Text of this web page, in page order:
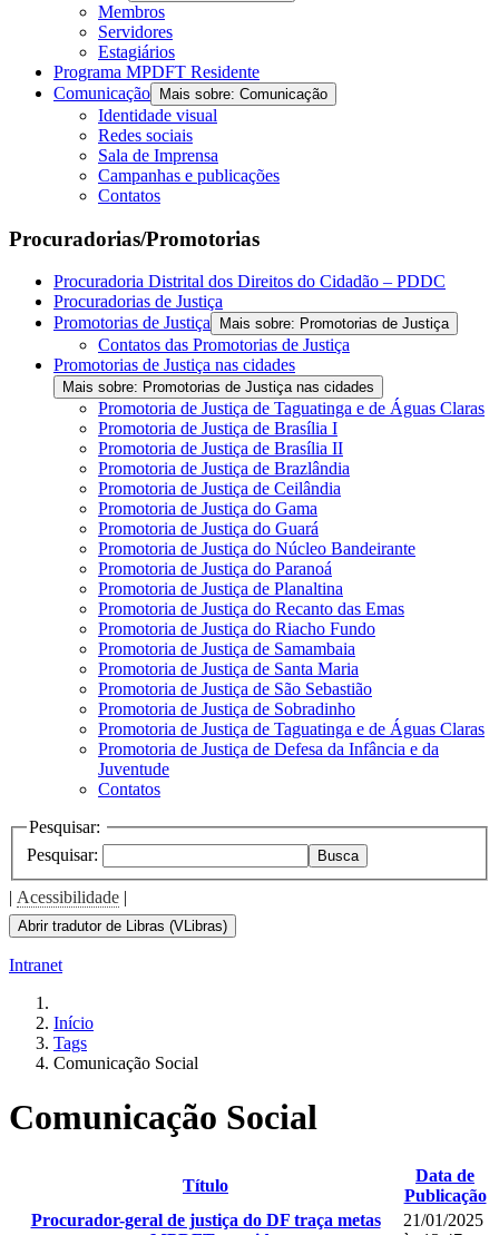
Membros
Servidores
Estagiários
Programa MPDFT Residente
Comunicação
Mais sobre: Comunicação
Identidade visual
Redes sociais
Sala de Imprensa
Campanhas e publicações
Contatos
Procuradorias/Promotorias
Procuradoria Distrital dos Direitos do Cidadão – PDDC
Procuradorias de Justiça
Promotorias de Justiça
Mais sobre: Promotorias de Justiça
Contatos das Promotorias de Justiça
Promotorias de Justiça nas cidades
Mais sobre: Promotorias de Justiça nas cidades
Promotoria de Justiça de Taguatinga e de Águas Claras
Promotoria de Justiça de Brasília I
Promotoria de Justiça de Brasília II
Promotoria de Justiça de Brazlândia
Promotoria de Justiça de Ceilândia
Promotoria de Justiça do Gama
Promotoria de Justiça do Guará
Promotoria de Justiça do Núcleo Bandeirante
Promotoria de Justiça do Paranoá
Promotoria de Justiça de Planaltina
Promotoria de Justiça do Recanto das Emas
Promotoria de Justiça do Riacho Fundo
Promotoria de Justiça de Samambaia
Promotoria de Justiça de Santa Maria
Promotoria de Justiça de São Sebastião
Promotoria de Justiça de Sobradinho
Promotoria de Justiça de Taguatinga e de Águas Claras
Promotoria de Justiça de Defesa da Infância e da
Juventude
Contatos
Pesquisar:
Pesquisar:
Busca
| Acessibilidade |
Abrir tradutor de Libras (VLibras)
Intranet
Início
Tags
Comunicação Social
Comunicação Social
Título
Data de
Publicação
Procurador-geral de justiça do DF traça metas
21/01/2025